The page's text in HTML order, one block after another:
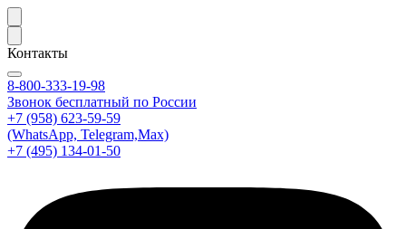
Контакты
8-800-333-19-98
Звонок бесплатный по России
+7 (958) 623-59-59
(WhatsApp, Telegram,Max)
+7 (495) 134-01-50